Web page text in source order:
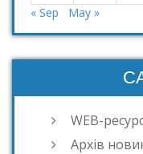
« Sep
May »
WEB-
Архів